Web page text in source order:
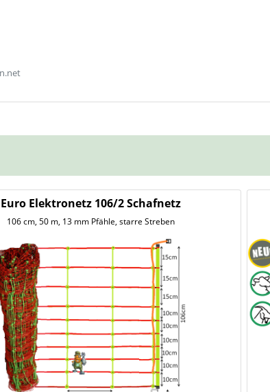
Euro Elektronetz 106/2 Schafnetz
106 cm, 50 m, 13 mm Pfähle, starre Streben